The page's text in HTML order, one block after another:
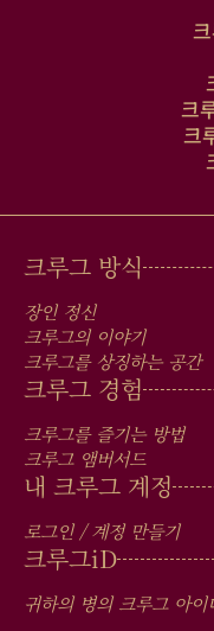
크
크
MAIN
MEN
IN
크루그 방식
장인 정신
크루그의 이야기
크루그를 상징하는 공간
크루그 경험
크루그를 즐기는 방법
크루그 앰버서드
내 크루그 계정
로그인 / 계정 만들기
크루그iD
귀하의 병의 크루그 아